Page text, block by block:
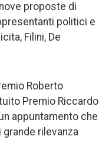
proposte di
politici e
Filini, De
Roberto
Premio Riccardo
appuntamento che
rilevanza